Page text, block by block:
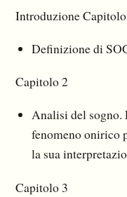
Introduzione
Definizione di
Capitolo 2
Analisi del
fenomeno onirico
la sua
Capitolo 3